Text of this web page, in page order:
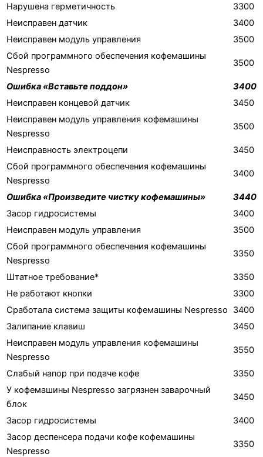
Нарушена герметичность
3300
Неисправен датчик
3400
Неисправен модуль управления
3500
Сбой программного обеспечения кофемашины
Nespresso
3500
Ошибка «Вставьте поддон»
3400
Неисправен концевой датчик
3450
Неисправен модуль управления кофемашины
Nespresso
3500
Неисправность электроцепи
3450
Сбой программного обеспечения кофемашины
Nespresso
3400
Ошибка «Произведите чистку кофемашины»
3440
Засор гидросистемы
3400
Неисправен модуль управления
3500
Сбой программного обеспечения кофемашины
Nespresso
3350
Штатное требование*
3350
Не работают кнопки
3300
Сработала система защиты кофемашины Nespresso
3400
Залипание клавиш
3450
Неисправен модуль управления кофемашины
Nespresso
3550
Слабый напор при подаче кофе
3350
У кофемашины Nespresso загрязнен заварочный
блок
3450
Засор гидросистемы
3400
Засор деспенсера подачи кофе кофемашины
Nespresso
3350